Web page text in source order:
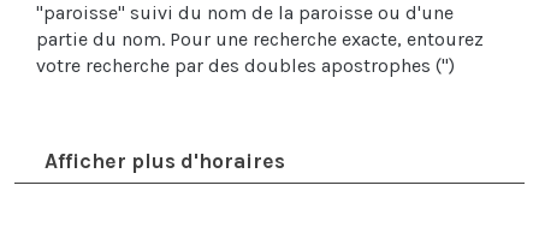
"paroisse" suivi du nom de la paroisse ou d'une
partie du nom. Pour une recherche exacte, entourez
votre recherche par des doubles apostrophes (")
Afficher plus d'horaires